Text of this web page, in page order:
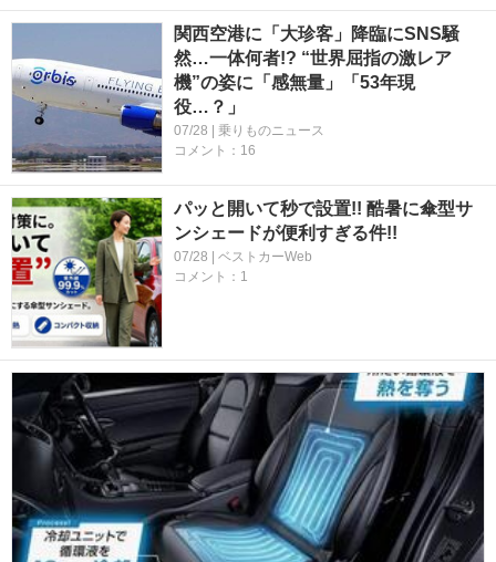
関西空港に「大珍客」降臨にSNS騒
然…一体何者!? “世界屈指の激レア
機”の姿に「感無量」「53年現
役…？」
07/28 | 乗りものニュース
コメント：16
パッと開いて秒で設置!! 酷暑に傘型サ
ンシェードが便利すぎる件!!
07/28 | ベストカーWeb
コメント：1